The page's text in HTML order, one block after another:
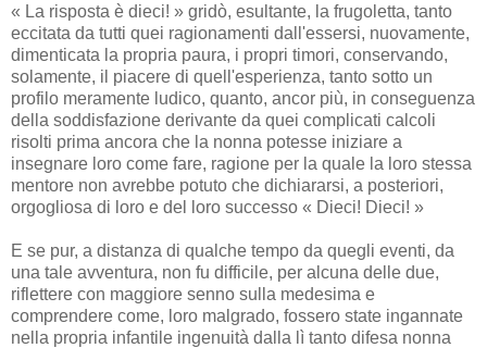
« La risposta è dieci! » gridò, esultante, la frugoletta, tanto
eccitata da tutti quei ragionamenti dall'essersi, nuovamente,
dimenticata la propria paura, i propri timori, conservando,
solamente, il piacere di quell'esperienza, tanto sotto un
profilo meramente ludico, quanto, ancor più, in conseguenza
della soddisfazione derivante da quei complicati calcoli
risolti prima ancora che la nonna potesse iniziare a
insegnare loro come fare, ragione per la quale la loro stessa
mentore non avrebbe potuto che dichiararsi, a posteriori,
orgogliosa di loro e del loro successo « Dieci! Dieci! »
E se pur, a distanza di qualche tempo da quegli eventi, da
una tale avventura, non fu difficile, per alcuna delle due,
riflettere con maggiore senno sulla medesima e
comprendere come, loro malgrado, fossero state ingannate
nella propria infantile ingenuità dalla lì tanto difesa nonna